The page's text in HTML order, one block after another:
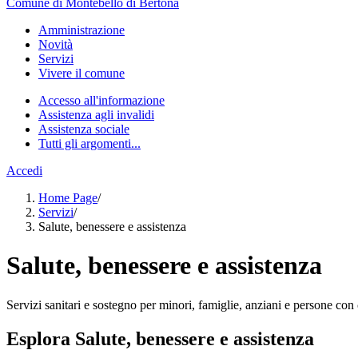
Comune di Montebello di Bertona
Amministrazione
Novità
Servizi
Vivere il comune
Accesso all'informazione
Assistenza agli invalidi
Assistenza sociale
Tutti gli argomenti...
Accedi
Home Page/
Servizi/
Salute, benessere e assistenza
Salute, benessere e assistenza
Servizi sanitari e sostegno per minori, famiglie, anziani e persone con
Esplora Salute, benessere e assistenza